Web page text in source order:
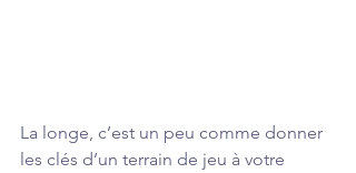
La longe, c’est un peu comme donner
les clés d’un terrain de jeu à votre